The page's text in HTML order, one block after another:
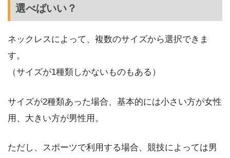
選べばいい？
ネックレスによって、複数のサイズから選択できま
す。
（サイズが1種類しかないものもある）
サイズが2種類あった場合、基本的には小さい方が女性
用、大きい方が男性用。
ただし、スポーツで利用する場合、競技によっては男